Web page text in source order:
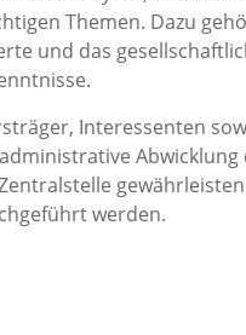
Themen. Dazu
und das
Interessenten
Abwicklung
werden.